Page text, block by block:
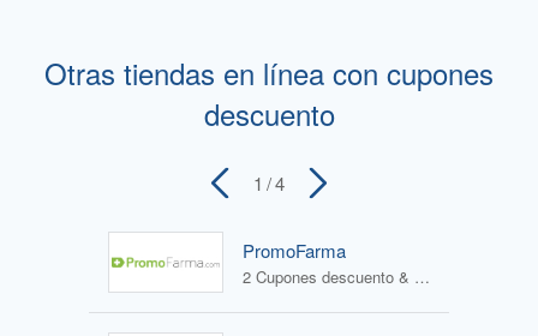
Otras tiendas en línea con cupones
descuento
1 / 4
PromoFarma
2 Cupones descuento & 2 Ofertas